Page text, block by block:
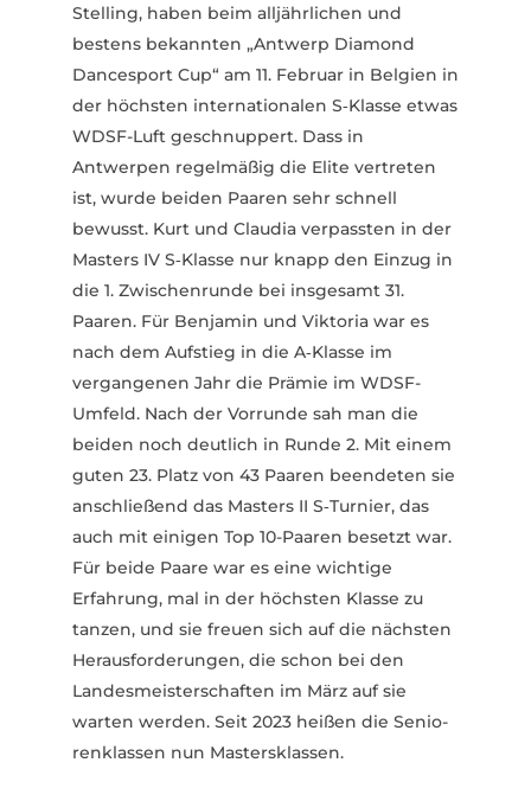
Stelling, haben beim alljähr­lichen und
bestens bekannten „Antwerp Diamond
Dance­sport Cup“ am 11. Februar in Belgien in
der höchsten inter­na­tio­nalen S‑Klasse etwas
WDSF-Luft geschnuppert. Dass in
Antwerpen regel­mäßig die Elite vertreten
ist, wurde beiden Paaren sehr schnell
bewusst. Kurt und Claudia verpassten in der
Masters IV S‑Klasse nur knapp den Einzug in
die 1. Zwischen­runde bei insgesamt 31.
Paaren. Für Benjamin und Viktoria war es
nach dem Aufstieg in die A‑Klasse im
vergan­genen Jahr die Prämie im WDSF-
Umfeld. Nach der Vorrunde sah man die
beiden noch deutlich in Runde 2. Mit einem
guten 23. Platz von 43 Paaren been­deten sie
anschließend das Masters II S‑Turnier, das
auch mit einigen Top 10-Paaren besetzt war.
Für beide Paare war es eine wichtige
Erfahrung, mal in der höchsten Klasse zu
tanzen, und sie freuen sich auf die nächsten
Heraus­for­de­rungen, die schon bei den
Landes­meis­ter­schaften im März auf sie
warten werden. Seit 2023 heißen die Senio­
ren­klassen nun Masters­klassen.